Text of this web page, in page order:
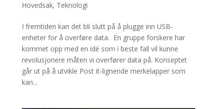
Hovedsak, Teknologi
I fremtiden kan det bli slutt på å plugge inn USB-
enheter for å overføre data. En gruppe forskere har
kommet opp med en idé som i beste fall vil kunne
revolusjonere måten vi overfører data på. Konseptet
går ut på å utvikle Post it-lignende merkelapper som
kan...